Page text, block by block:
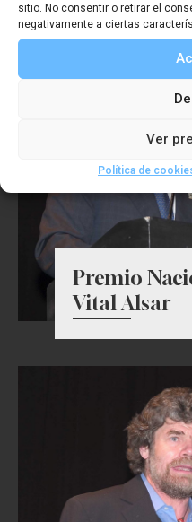
sitio. No consentir o retirar el
negativamente a ciertas
Ver
Política de
Premio
Vital Alsar